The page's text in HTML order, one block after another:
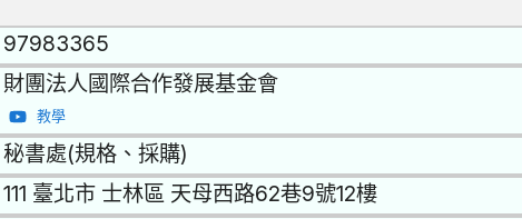
97983365
財團法人國際合作發展基金會
教學
秘書處(規格、採購)
111 臺北市 士林區 天母西路62巷9號12樓